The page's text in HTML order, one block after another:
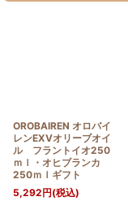
OROBAIREN オロバイ
レンEXVオリーブオイ
ル フラントイオ250
ｍｌ・オヒブランカ
250ｍｌギフト
5,292円(税込)